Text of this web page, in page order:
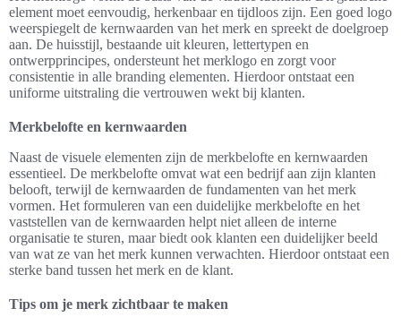
element moet eenvoudig, herkenbaar en tijdloos zijn. Een goed logo
weerspiegelt de kernwaarden van het merk en spreekt de doelgroep
aan. De huisstijl, bestaande uit kleuren, lettertypen en
ontwerpprincipes, ondersteunt het merklogo en zorgt voor
consistentie in alle branding elementen. Hierdoor ontstaat een
uniforme uitstraling die vertrouwen wekt bij klanten.
Merkbelofte en kernwaarden
Naast de visuele elementen zijn de merkbelofte en kernwaarden
essentieel. De merkbelofte omvat wat een bedrijf aan zijn klanten
belooft, terwijl de kernwaarden de fundamenten van het merk
vormen. Het formuleren van een duidelijke merkbelofte en het
vaststellen van de kernwaarden helpt niet alleen de interne
organisatie te sturen, maar biedt ook klanten een duidelijker beeld
van wat ze van het merk kunnen verwachten. Hierdoor ontstaat een
sterke band tussen het merk en de klant.
Tips om je merk zichtbaar te maken